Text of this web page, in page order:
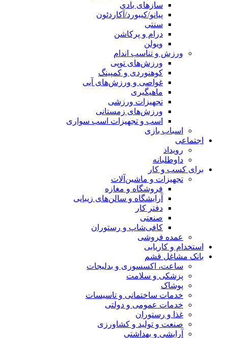
سازهای بادی
پیانو/کیبورد/آکاردئون
سنتی
درام و پرکاشن
ویولن
ورزش و تناسب اندام
ورزش‌های توپی
کوهنوردی و کمپینگ
غواصی و ورزش‌های آبی
ماهیگیری
تجهیزات ورزشی
ورزش‌های زمستانی
اسب و تجهیزات اسب سواری
اسباب‌ بازی
اجتماعی
رویداد
داوطلبانه
برای کسب و کار
تجهیزات و ماشین‌آلات
فروشگاه و مغازه
آرایشگاه و سالن‌های زیبایی
دفتر کار
صنعتی
کافی‌شاپ و رستوران
عمده فروشی
استخدام و کاریابی
بانک مشاغل قشم
ساعت، اکسسوری و بدلیجات
پزشکی و سلامت
پوشاک
خدمات ساختمانی و تاسیسات
خدمات عمومی و دولتی
غذا و رستوران
صنعت و تولید و کشاورزی
آرایشی و بهداشتی